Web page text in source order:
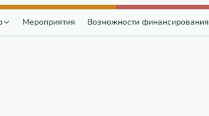
Мероприятия Возможности финансирования